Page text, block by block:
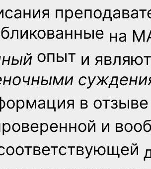
на
опыт и
в
и